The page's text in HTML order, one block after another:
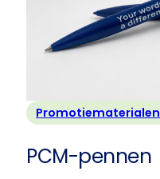
Promotiematerialen
PCM-pennen